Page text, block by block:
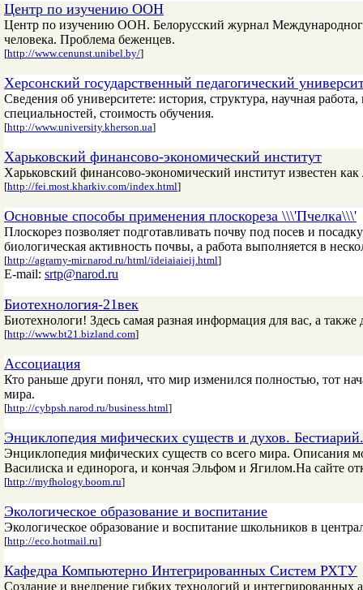
Центр по изучению ООН
Центр по изучению ООН. Белорусский журнал
человека. Проблема беженцев.
[http://www.cenunst.unibel.by/]
Херсонский государственный педагогический
Сведения об университете: история, структура, научная
специальностей, стоимость обучения.
[http://www.university.kherson.ua]
Харьковский финансово-экономический институт
Харьковский финансово-экономический институт известен
[http://fei.most.kharkiv.com/index.html]
Основные способы применения плоскореза \\\'Пчелка\\\'
Плоскорез позволяет подготавливать почву под посев и
биологическая активность почвы, а работа выполняется в
[http://agrarny-mir.narod.ru/html/ideiaiaieij.html]
E-mail: srtp@narod.ru
Биотехнология-21век
Биотехнологи! Здесь самая разная информация для вас, а
[http://www.bt21.bizland.com]
Ассоциация
Кто раньше други понял, что мир изменился полностью, тот
мира.
[http://cybpsh.narod.ru/business.html]
Энциклопедия мифических существ и духов. Бестиарий.
Энциклопедия мифических существ со всего мира. Описания
Василиска и единорога, и кончая Эльфом и Ягилом.На сайте
[http://myfhology.boom.ru]
Экологическое образование и воспитание
Экологическое образование и воспитание школьников в
[http://eco.hotmail.ru]
Кафедра Компьютерно Интегрированных Систем РХТУ
Cоздание и внедрение гибких технологий и